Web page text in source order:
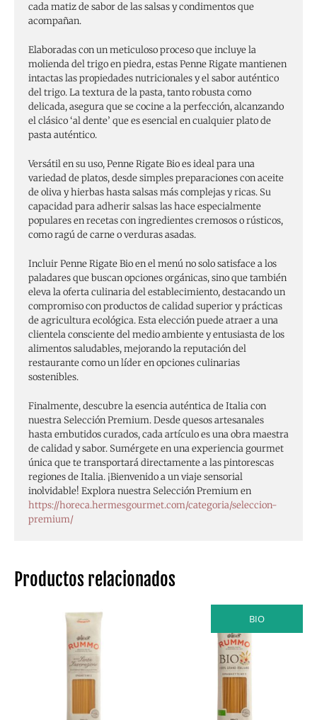
Productos relacionados
BIO
cada matiz de sabor de las salsas y condimentos que
acompañan.
Elaboradas con un meticuloso proceso que incluye la
molienda del trigo en piedra, estas Penne Rigate mantienen
intactas las propiedades nutricionales y el sabor auténtico
del trigo. La textura de la pasta, tanto robusta como
delicada, asegura que se cocine a la perfección, alcanzando
el clásico ‘al dente’ que es esencial en cualquier plato de
pasta auténtico.
Versátil en su uso, Penne Rigate Bio es ideal para una
variedad de platos, desde simples preparaciones con aceite
de oliva y hierbas hasta salsas más complejas y ricas. Su
capacidad para adherir salsas las hace especialmente
populares en recetas con ingredientes cremosos o rústicos,
como ragú de carne o verduras asadas.
Incluir Penne Rigate Bio en el menú no solo satisface a los
paladares que buscan opciones orgánicas, sino que también
eleva la oferta culinaria del establecimiento, destacando un
compromiso con productos de calidad superior y prácticas
de agricultura ecológica. Esta elección puede atraer a una
clientela consciente del medio ambiente y entusiasta de los
alimentos saludables, mejorando la reputación del
restaurante como un líder en opciones culinarias
sostenibles.
Finalmente, descubre la esencia auténtica de Italia con
nuestra Selección Premium. Desde quesos artesanales
hasta embutidos curados, cada artículo es una obra maestra
de calidad y sabor. Sumérgete en una experiencia gourmet
única que te transportará directamente a las pintorescas
regiones de Italia. ¡Bienvenido a un viaje sensorial
inolvidable! Explora nuestra Selección Premium en
https://horeca.hermesgourmet.com/categoria/seleccion-
premium/